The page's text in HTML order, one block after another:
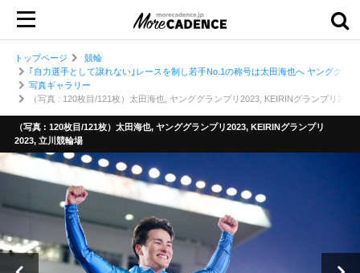
トップページ
競輪
｢自力選手として譲れない｣レースを制し若手No.1の称号は太田海也へ ヤンググラ
写真ギャラリー
（写真 : 120枚目/121枚）太田海也, ヤンググランプリ2023, KEIRINグランプリ
（写真 : 120枚目/121枚）太田海也, ヤンググランプリ2023, KEIRINグランプリ
2023, 立川競輪場